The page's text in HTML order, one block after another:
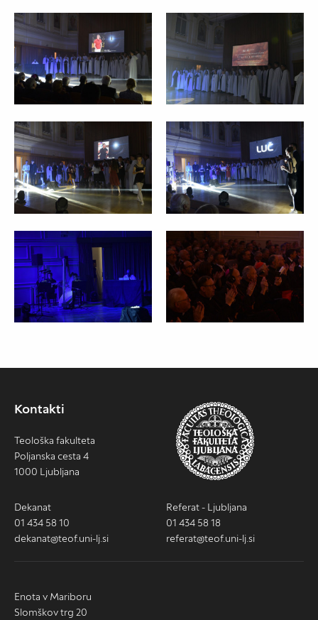
Kontakti
Teološka fakulteta
Poljanska cesta 4
1000 Ljubljana
Dekanat
01 434 58 10
dekanat@teof.uni-lj.si
Referat - Ljubljana
01 434 58 18
referat@teof.uni-lj.si
Enota v Mariboru
Slomškov trg 20